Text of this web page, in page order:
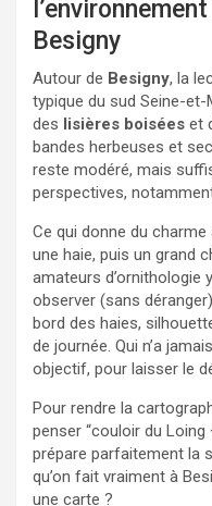
Besigny
Autour de Besigny, la
typique du sud Seine-et-
des lisières boisées et
bandes herbeuses et
reste modéré, mais
perspectives,
Ce qui donne du
une haie, puis un grand
amateurs d’ornithologie
observer (sans
bord des haies,
de journée. Qui n’a
objectif, pour laisser le
Pour rendre la
penser “couloir du Loing
prépare parfaitement la
qu’on fait vraiment à
une carte ?